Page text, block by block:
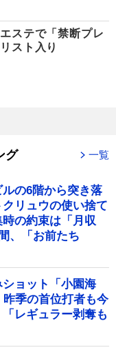
ステで「禁断プレ
スト入り
グ 一覧
ルの6階から突き落
リュウの使い捨て
の約束は「月収
、「お前たち
ショット「小園海
季の首位打者も今
レギュラー剥奪も